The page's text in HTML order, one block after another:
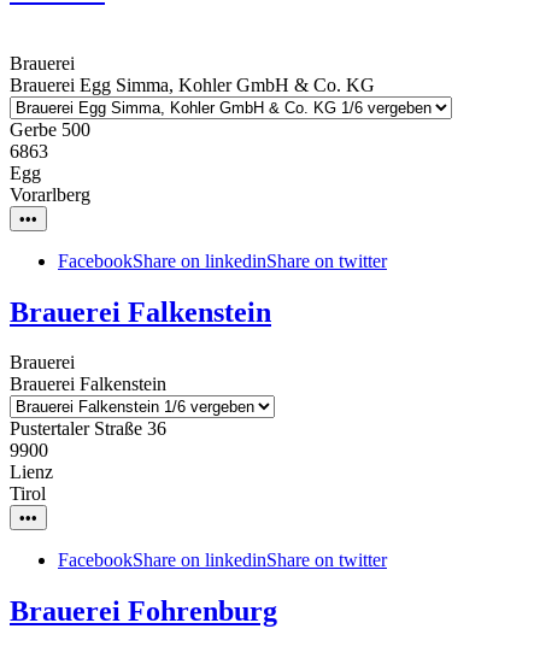
Brauerei
Brauerei Egg Simma, Kohler GmbH & Co. KG
Gerbe 500
6863
Egg
Vorarlberg
•••
FacebookShare on linkedinShare on twitter
Brauerei Falkenstein
Brauerei
Brauerei Falkenstein
Pustertaler Straße 36
9900
Lienz
Tirol
•••
FacebookShare on linkedinShare on twitter
Brauerei Fohrenburg